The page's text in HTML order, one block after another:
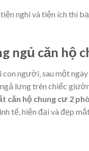
nghi và tiện ích thì
ngủ căn hộ
người, sau một
lưng trên chiếc
căn hộ chung cư 2
tế, hiện đại và đẹp